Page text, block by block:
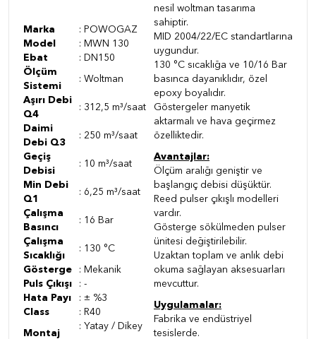
Marka
: POWOGAZ
Model
: MWN 130
Ebat
: DN150
Ölçüm
Sistemi
: Woltman
Aşırı Debi
Q4
: 312,5 m³/saat
Daimi
Debi Q3
: 250 m³/saat
Geçiş
Debisi
: 10 m³/saat
Min Debi
Q1
: 6,25 m³/saat
Çalışma
Basıncı
: 16 Bar
Çalışma
Sıcaklığı
: 130 °C
Gösterge
: Mekanik
Puls Çıkışı
: -
Hata Payı
: ± %3
Class
: R40
Montaj
: Yatay / Dikey
nesil woltman tasarıma
sahiptir.
MID 2004/22/EC standartlarına
uygundur.
130 °C sıcaklığa ve 10/16 Bar
basınca dayanıklıdır, özel
epoxy boyalıdır.
Göstergeler manyetik
aktarmalı ve hava geçirmez
özelliktedir.
Avantajlar:
Ölçüm aralığı geniştir ve
başlangıç debisi düşüktür.
Reed pulser çıkışlı modelleri
vardır.
Gösterge sökülmeden pulser
ünitesi değiştirilebilir.
Uzaktan toplam ve anlık debi
okuma sağlayan aksesuarları
mevcuttur.
Uygulamalar:
Fabrika ve endüstriyel
tesislerde.